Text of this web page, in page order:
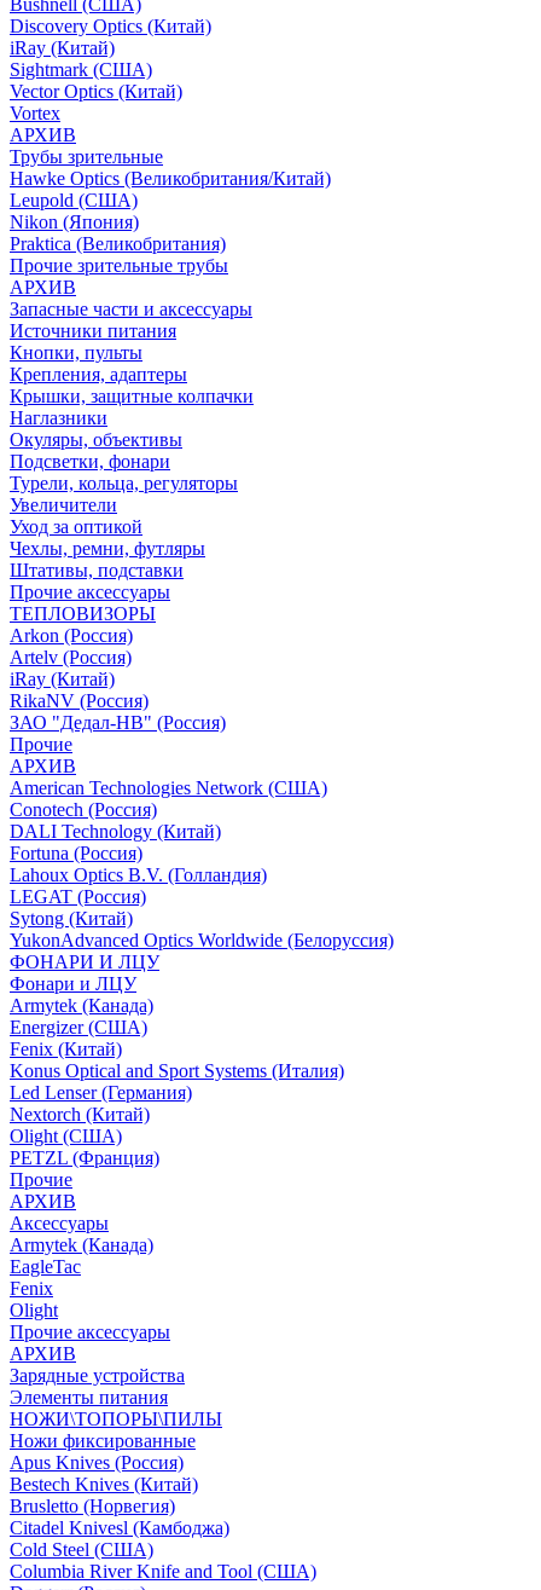
Bushnell (США)
Discovery Optics (Китай)
iRay (Китай)
Sightmark (США)
Vector Optics (Китай)
Vortex
АРХИВ
Трубы зрительные
Hawke Optics (Великобритания/Китай)
Leupold (США)
Nikon (Япония)
Praktica (Великобритания)
Прочие зрительные трубы
АРХИВ
Запасные части и аксессуары
Источники питания
Кнопки, пульты
Крепления, адаптеры
Крышки, защитные колпачки
Наглазники
Окуляры, объективы
Подсветки, фонари
Турели, кольца, регуляторы
Увеличители
Уход за оптикой
Чехлы, ремни, футляры
Штативы, подставки
Прочие аксессуары
ТЕПЛОВИЗОРЫ
Arkon (Россия)
Artelv (Россия)
iRay (Китай)
RikaNV (Россия)
ЗАО "Дедал-НВ" (Россия)
Прочие
АРХИВ
American Technologies Network (США)
Conotech (Россия)
DALI Technology (Китай)
Fortuna (Россия)
Lahoux Optics B.V. (Голландия)
LEGAT (Россия)
Sytong (Китай)
YukonAdvanced Optics Worldwide (Белоруссия)
ФОНАРИ И ЛЦУ
Фонари и ЛЦУ
Armytek (Канада)
Energizer (США)
Fenix (Китай)
Konus Optical and Sport Systems (Италия)
Led Lenser (Германия)
Nextorch (Китай)
Olight (США)
PETZL (Франция)
Прочие
АРХИВ
Аксессуары
Armytek (Канада)
EagleTac
Fenix
Olight
Прочие аксессуары
АРХИВ
Зарядные устройства
Элементы питания
НОЖИ\ТОПОРЫ\ПИЛЫ
Ножи фиксированные
Apus Knives (Россия)
Bestech Knives (Китай)
Brusletto (Норвегия)
Citadel Knivesl (Камбоджа)
Cold Steel (США)
Columbia River Knife and Tool (США)